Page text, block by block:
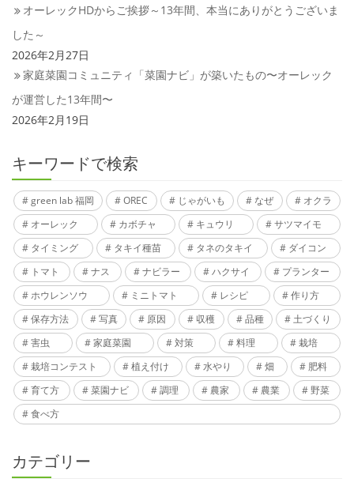
オーレックHDからご挨拶～13年間、本当にありがとうございま
した～
2026年2月27日
家庭菜園コミュニティ「菜園ナビ」が築いたもの〜オーレック
が運営した13年間〜
2026年2月19日
キーワードで検索
green lab 福岡 OREC じゃがいも なぜ
オクラ
オーレック
カボチャ キュウリ
サツマイモ
タイミング
タキイ種苗 タネのタキイ
ダイコン
トマト
ナス ナビラー ハクサイ
プランター
ホウレンソウ
ミニトマト レシピ
作り方
保存方法
写真 原因 収穫 品種
土づくり
害虫
家庭菜園 対策 料理
栽培
栽培コンテスト
植え付け 水やり 畑
肥料
育て方
菜園ナビ 調理 農家 農業
野菜
食べ方
カテゴリー